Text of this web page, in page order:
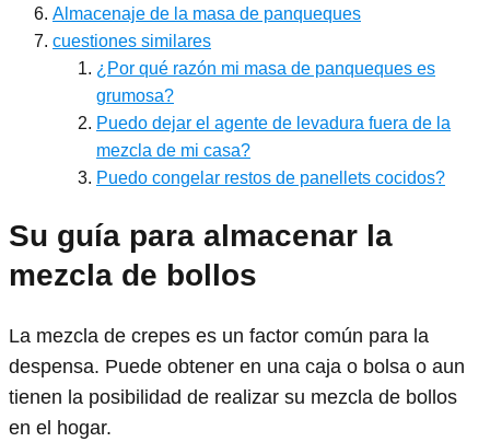
Almacenaje de la masa de panqueques
cuestiones similares
¿Por qué razón mi masa de panqueques es
grumosa?
Puedo dejar el agente de levadura fuera de la
mezcla de mi casa?
Puedo congelar restos de panellets cocidos?
Su guía para almacenar la
mezcla de bollos
La mezcla de crepes es un factor común para la
despensa. Puede obtener en una caja o bolsa o aun
tienen la posibilidad de realizar su mezcla de bollos
en el hogar.